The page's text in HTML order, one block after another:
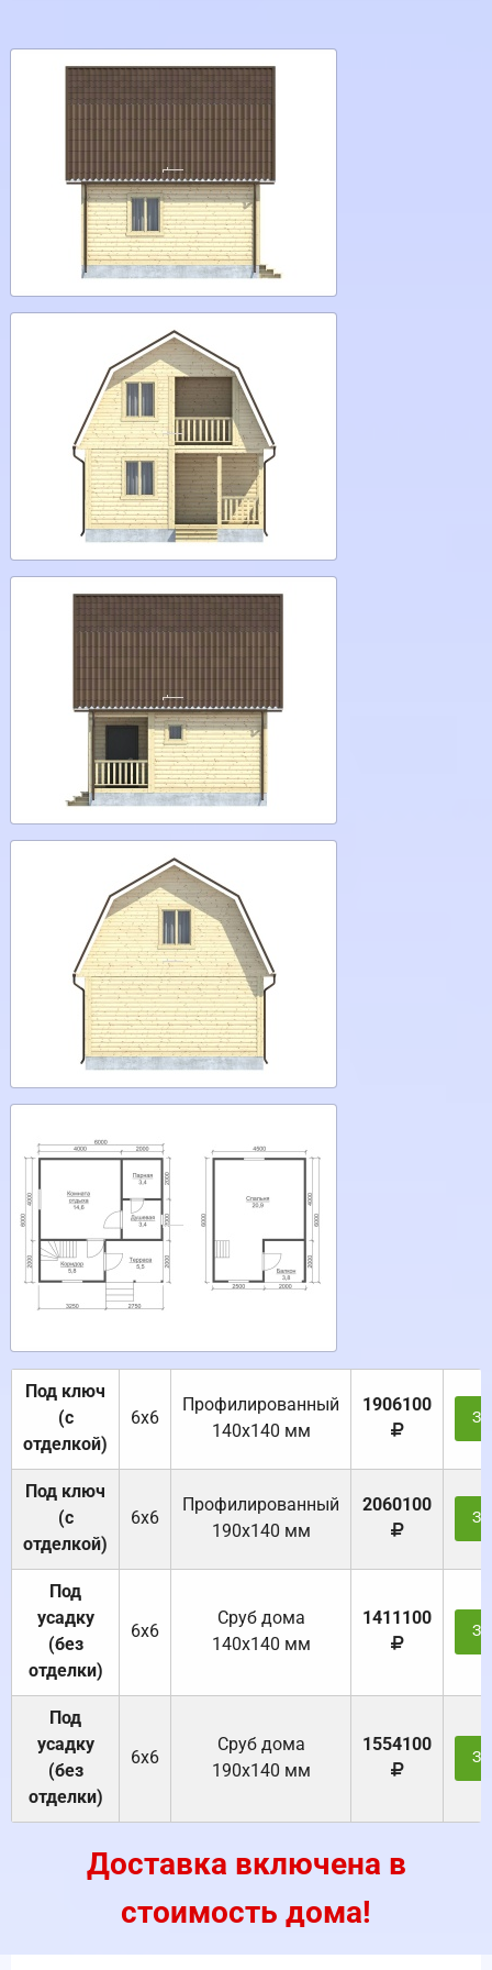
Под ключ
(с
отделкой)
6х6
Профилированный
140х140 мм
1906100
Под ключ
(с
отделкой)
6х6
Профилированный
190х140 мм
2060100
Под
усадку
(без
отделки)
6х6
Cруб дома
140х140 мм
1411100
Под
усадку
(без
отделки)
6х6
Cруб дома
190х140 мм
1554100
Доставка включена в
стоимость дома!